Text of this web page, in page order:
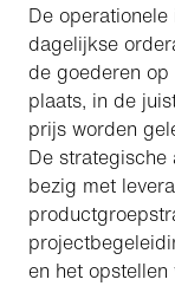
De
dagelijkse
de goederen
plaats, in de
prijs worden
De
bezig met
en het opstellen